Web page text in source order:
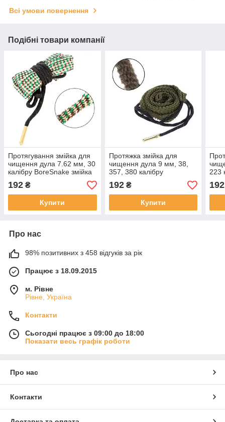
Всі умови повернення
Подібні товари компанії
Протягування змійка для
чищення дула 7.62 мм, 30
калібру BoreSnake змійка
(003464)
192 ₴
Купити
Протяжка змійка для
чищення дула 9 мм, 38,
357, 380 калібру
BoreSnake змійка (003611)
192₴
Купити
223
192
Про нас
98% позитивних з 458 відгуків за рік
Працює з 18.09.2015
м. Рівне
Рівне, Україна
Контакти
Сьогодні працює з 09:00 до 18:00
Показати весь графік роботи
Про нас
Контакти